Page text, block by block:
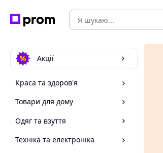
Акції
Краса та здоров'я
Товари для дому
Одяг та взуття
Техніка та електроніка